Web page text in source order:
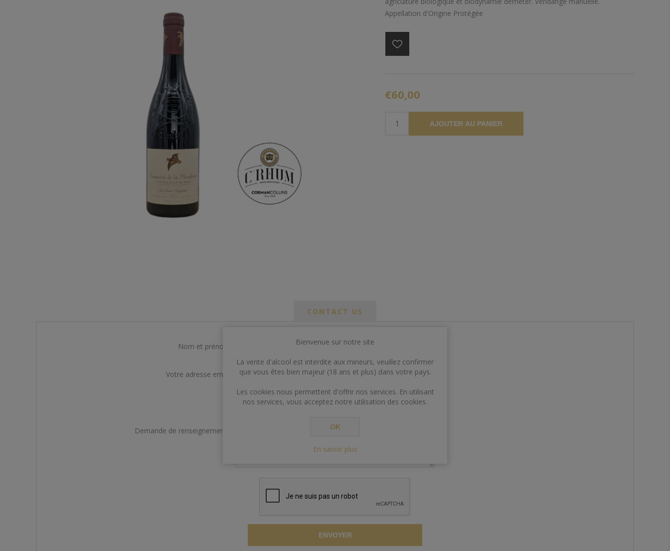
Appellation d'Origine Protégée
€60,00
AJOUTER AU PANIER
CONTACT US
Nom et prénom
Votre adresse email
Demande de renseignements
ENVOYER
Bienvenue sur notre site
La vente d'alcool est interdite aux mineurs, veuillez confirmer
que vous êtes bien majeur (18 ans et plus) dans votre pays.
Les cookies nous permettent d'offrir nos services. En utilisant
nos services, vous acceptez notre utilisation des cookies.
OK
En savoir plus